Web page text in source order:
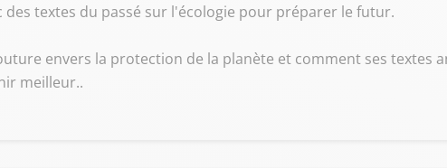
textes du passé sur l'écologie pour préparer le futur.
envers la protection de la planète et comment ses textes
meilleur..